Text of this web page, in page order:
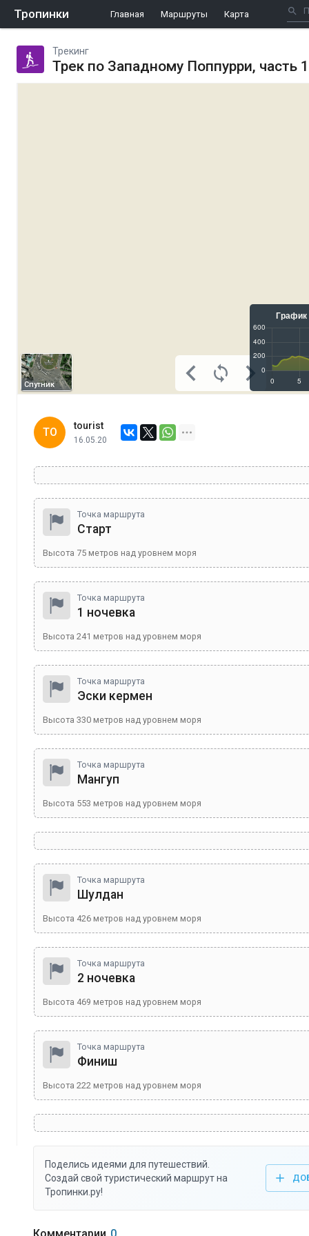
Тропинки Главная Маршруты Карта
Трекинг
Трек по Западному Поппурри, часть 1
Спутник
TO
tourist
16.05.20
Точка маршрута
Старт
Высота 75 метров над уровнем моря
Точка маршрута
1 ночевка
Высота 241 метров над уровнем моря
Точка маршрута
Эски кермен
Высота 330 метров над уровнем моря
Точка маршрута
Мангуп
Высота 553 метров над уровнем моря
Точка маршрута
Шулдан
Высота 426 метров над уровнем моря
Точка маршрута
2 ночевка
Высота 469 метров над уровнем моря
Точка маршрута
Финиш
Высота 222 метров над уровнем моря
Поделись идеями для путешествий.
Создай свой туристический маршрут на
Тропинки.ру!